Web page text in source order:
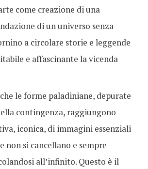
come creazione di una
di un universo senza
a circolare storie e leggende
e affascinante la vicenda
le forme paladiniane, depurate
contingenza, raggiungono
iconica, di immagini essenziali
non si cancellano e sempre
all’infinito. Questo è il